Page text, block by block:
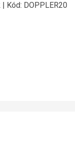
Kód: DOPPLER20